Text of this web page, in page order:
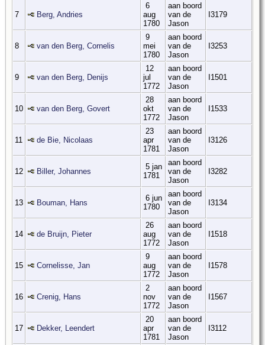
7 Berg, Andries
6
aug
1780
aan boord
van de
Jason
I3179
8 van den Berg, Cornelis
9
mei
1780
aan boord
van de
Jason
I3253
9 van den Berg, Denijs
12
jul
1772
aan boord
van de
Jason
I1501
10 van den Berg, Govert
28
okt
1772
aan boord
van de
Jason
I1533
11 de Bie, Nicolaas
23
apr
1781
aan boord
van de
Jason
I3126
12 Biller, Johannes
5 jan
1781
aan boord
van de
Jason
I3282
13 Bouman, Hans
6 jun
1780
aan boord
van de
Jason
I3134
14 de Bruijn, Pieter
26
aug
1772
aan boord
van de
Jason
I1518
15 Cornelisse, Jan
9
aug
1772
aan boord
van de
Jason
I1578
16 Crenig, Hans
2
nov
1772
aan boord
van de
Jason
I1567
17 Dekker, Leendert
20
apr
1781
aan boord
van de
Jason
I3112